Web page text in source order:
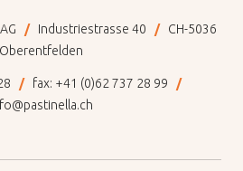
Industriestrasse 40
CH-5036
Oberentfelden
fax: +41 (0)62 737 28 99